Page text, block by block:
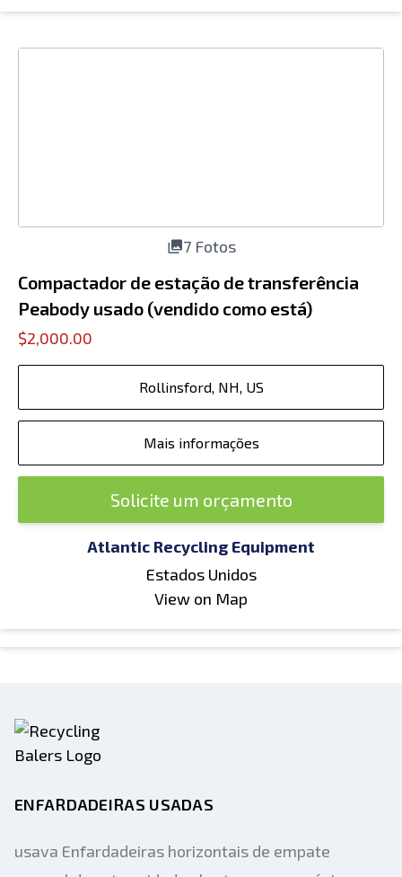
7 Fotos
Compactador de estação de transferência
Peabody usado (vendido como está)
$2,000.00
Rollinsford, NH, US
Mais informações
Solicite um orçamento
Atlantic Recycling Equipment
Estados Unidos
View on Map
ENFARDADEIRAS USADAS
usava Enfardadeiras horizontais de empate